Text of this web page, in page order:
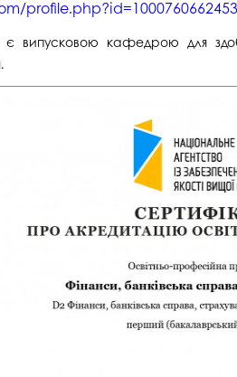
випусковою кафедрою для